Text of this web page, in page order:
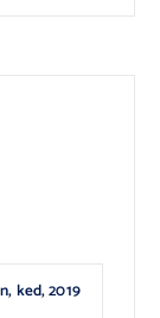
ked, 2019